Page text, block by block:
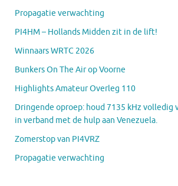
Propagatie verwachting
PI4HM – Hollands Midden zit in de lift!
Winnaars WRTC 2026
Bunkers On The Air op Voorne
Highlights Amateur Overleg 110
Dringende oproep: houd 7135 kHz volledig
in verband met de hulp aan Venezuela.
Zomerstop van PI4VRZ
Propagatie verwachting